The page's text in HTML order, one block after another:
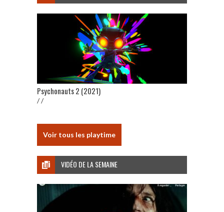
Psychonauts 2 (2021)
/ /
Voir tous les playtime
VIDÉO DE LA SEMAINE